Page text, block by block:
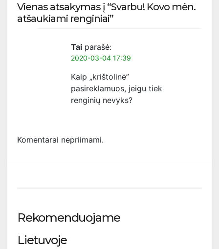
Vienas atsakymas į “Svarbu! Kovo mėn.
atšaukiami renginiai”
Tai parašė:
2020-03-04 17:39
Kaip „krištolinė”
pasireklamuos, jeigu tiek
renginių nevyks?
Komentarai nepriimami.
Rekomenduojame
Lietuvoje